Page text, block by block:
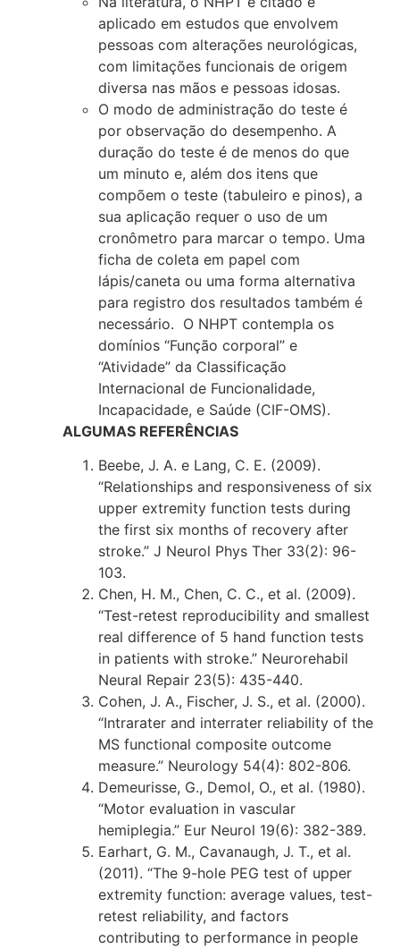
aplicado em estudos que envolvem
pessoas com alterações neurológicas,
com limitações funcionais de origem
diversa nas mãos e pessoas idosas.
O modo de administração do teste é
por observação do desempenho. A
duração do teste é de menos do que
um minuto e, além dos itens que
compõem o teste (tabuleiro e pinos), a
sua aplicação requer o uso de um
cronômetro para marcar o tempo. Uma
ficha de coleta em papel com
lápis/caneta ou uma forma alternativa
para registro dos resultados também é
necessário. O NHPT contempla os
domínios “Função corporal” e
“Atividade” da Classificação
Internacional de Funcionalidade,
Incapacidade, e Saúde (CIF-OMS).
ALGUMAS REFERÊNCIAS
Beebe, J. A. e Lang, C. E. (2009).
“Relationships and responsiveness of six
upper extremity function tests during
the first six months of recovery after
stroke.” J Neurol Phys Ther 33(2): 96-
103.
Chen, H. M., Chen, C. C., et al. (2009).
“Test-retest reproducibility and smallest
real difference of 5 hand function tests
in patients with stroke.” Neurorehabil
Neural Repair 23(5): 435-440.
Cohen, J. A., Fischer, J. S., et al. (2000).
“Intrarater and interrater reliability of the
MS functional composite outcome
measure.” Neurology 54(4): 802-806.
Demeurisse, G., Demol, O., et al. (1980).
“Motor evaluation in vascular
hemiplegia.” Eur Neurol 19(6): 382-389.
Earhart, G. M., Cavanaugh, J. T., et al.
(2011). “The 9-hole PEG test of upper
extremity function: average values, test-
retest reliability, and factors
contributing to performance in people